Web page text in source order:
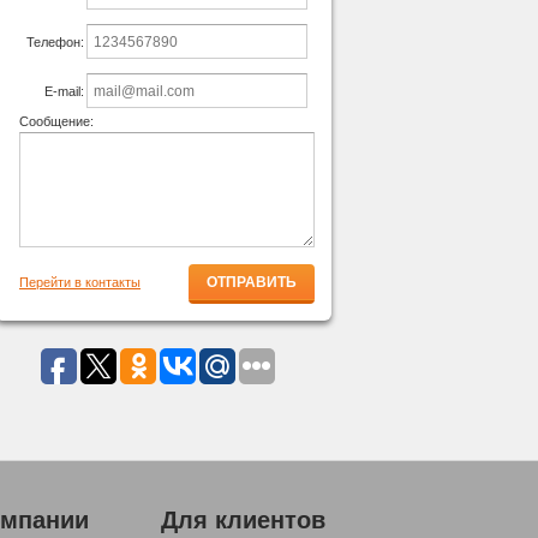
Телефон:
E-mail:
Сообщение:
Перейти в контакты
Для клиентов